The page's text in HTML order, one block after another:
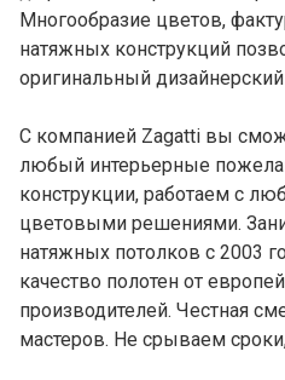
Многообразие цветов,
натяжных конструкций
оригинальный дизайнерский
С компанией Zagatti вы
любый интерьерные
конструкции, работаем с
цветовыми решениями.
натяжных потолков с 2003
качество полотен от
производителей. Честная
мастеров. Не срываем